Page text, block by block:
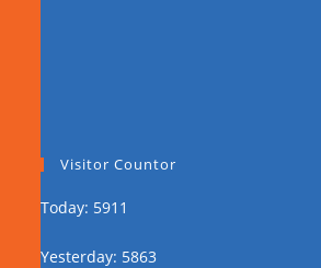
Visitor Countor
Today: 5911
Yesterday: 5863